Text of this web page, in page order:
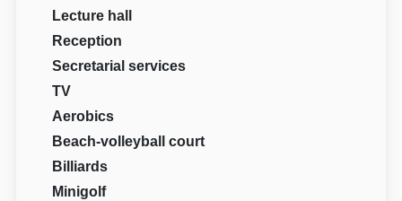
Lecture hall
Reception
Secretarial services
TV
Aerobics
Beach-volleyball court
Billiards
Minigolf